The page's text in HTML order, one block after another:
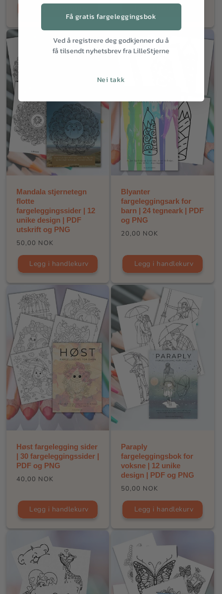
Legg i handlekurv Legg i handlekurv
Mandala stjernetegn
flotte
fargeleggingssider | 12
unike design | PDF
utskrift og PNG
Vanlig
pris
50,00 NOK
Legg i handlekurv
Blyanter
fargeleggingsark for
barn | 24 tegneark | PDF
og PNG
Vanlig
20,00 NOK
Legg i handlekurv
Høst fargelegging sider
| 30 fargeleggingssider |
PDF og PNG
Vanlig
40,00 NOK
Legg i handlekurv
Paraply
fargeleggingsbok for
voksne | 12 unike
design | PDF og PNG
Vanlig
pris
50,00 NOK
Legg i handlekurv
Få gratis fargeleggingsbok
Ved å registrere deg godkjenner du å
få tilsendt nyhetsbrev fra LilleStjerne
Nei takk